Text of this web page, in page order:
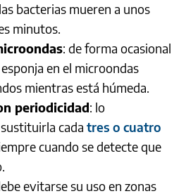
bacterias mueren a unos
minutos.
: de forma ocasional
en el microondas
mientras está húmeda.
periodicidad: lo
cada tres o cuatro
cuando se detecte que
evitarse su uso en zonas